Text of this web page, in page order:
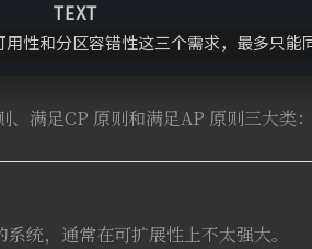
性和分区容错性这三个需求，最多只能
满足CP 原则和满足AP 原则三大类：
统，通常在可扩展性上不太强大。